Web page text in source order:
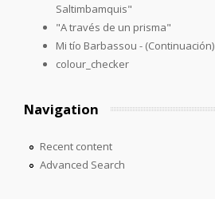
Saltimbamquis"
"A través de un prisma"
Mi tío Barbassou - (Continuación)
colour_checker
Navigation
Recent content
Advanced Search